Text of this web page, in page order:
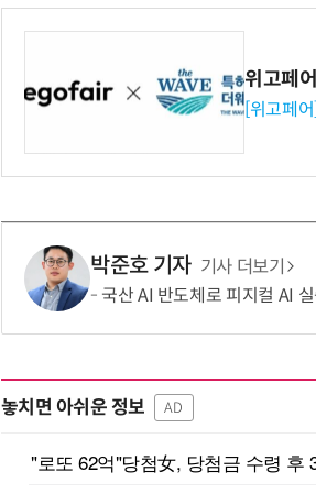
위고페
[위고페
박준호 기자 기사 더보기
국산 AI 반도체로 피지컬 AI
놓치면 아쉬운 정보 AD